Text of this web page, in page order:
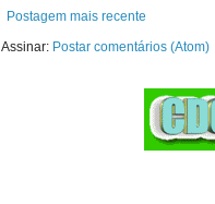
Postagem mais recente
Assinar: Postar comentários (Atom)